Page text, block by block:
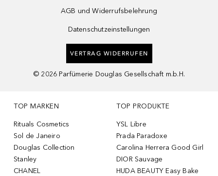
AGB und Widerrufsbelehrung
Datenschutzeinstellungen
VERTRAG WIDERRUFEN
© 2026 Parfümerie Douglas Gesellschaft m.b.H.
TOP MARKEN
Rituals Cosmetics
Sol de Janeiro
Douglas Collection
Stanley
CHANEL
TOP PRODUKTE
YSL Libre
Prada Paradoxe
Carolina Herrera Good Girl
DIOR Sauvage
HUDA BEAUTY Easy Bake